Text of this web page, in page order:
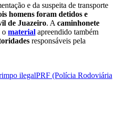
e da suspeita de transporte
homens foram detidos e
de Juazeiro. A caminhonete
o material apreendido também
responsáveis pela
ilegalPRF (Polícia Rodoviária